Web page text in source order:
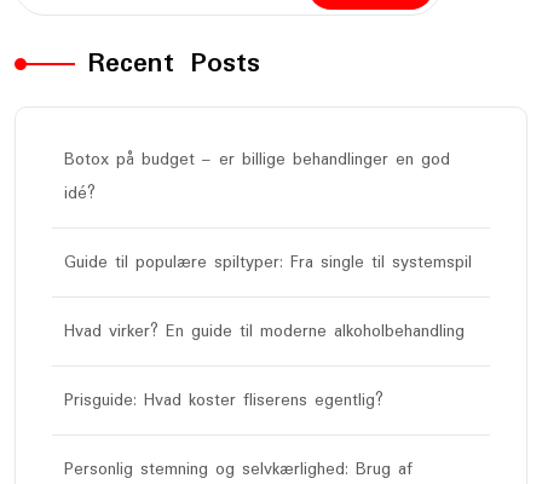
Recent Posts
Botox på budget – er billige behandlinger en god
idé?
Guide til populære spiltyper: Fra single til systemspil
Hvad virker? En guide til moderne alkoholbehandling
Prisguide: Hvad koster fliserens egentlig?
Personlig stemning og selvkærlighed: Brug af